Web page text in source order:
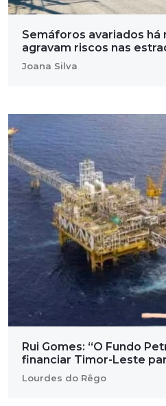
Semáforos avariados há
agravam riscos nas
Joana Silva
Rui Gomes: “O Fundo
financiar Timor-Leste
Lourdes do Rêgo